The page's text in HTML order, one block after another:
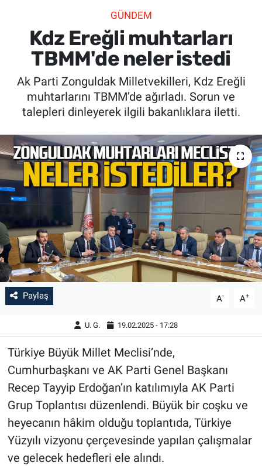
GÜNDEM
Kdz Ereğli muhtarları
TBMM'de neler istedi
Ak Parti Zonguldak Milletvekilleri, Kdz Ereğli
muhtarlarını TBMM’de ağırladı. Sorun ve
talepleri dinleyerek ilgili bakanlıklara iletti.
Paylaş A- A+
U. G. 19.02.2025 - 17:28
Türkiye Büyük Millet Meclisi’nde,
Cumhurbaşkanı ve AK Parti Genel Başkanı
Recep Tayyip Erdoğan’ın katılımıyla AK Parti
Grup Toplantısı düzenlendi. Büyük bir coşku ve
heyecanın hâkim olduğu toplantıda, Türkiye
Yüzyılı vizyonu çerçevesinde yapılan çalışmalar
ve gelecek hedefleri ele alındı.
SPOR
SAĞLIK